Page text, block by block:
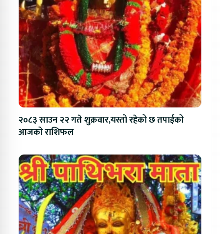
२०८३ साउन २२ गते शुक्रवार,यस्तो रहेको छ तपाईको
आजको राशिफल